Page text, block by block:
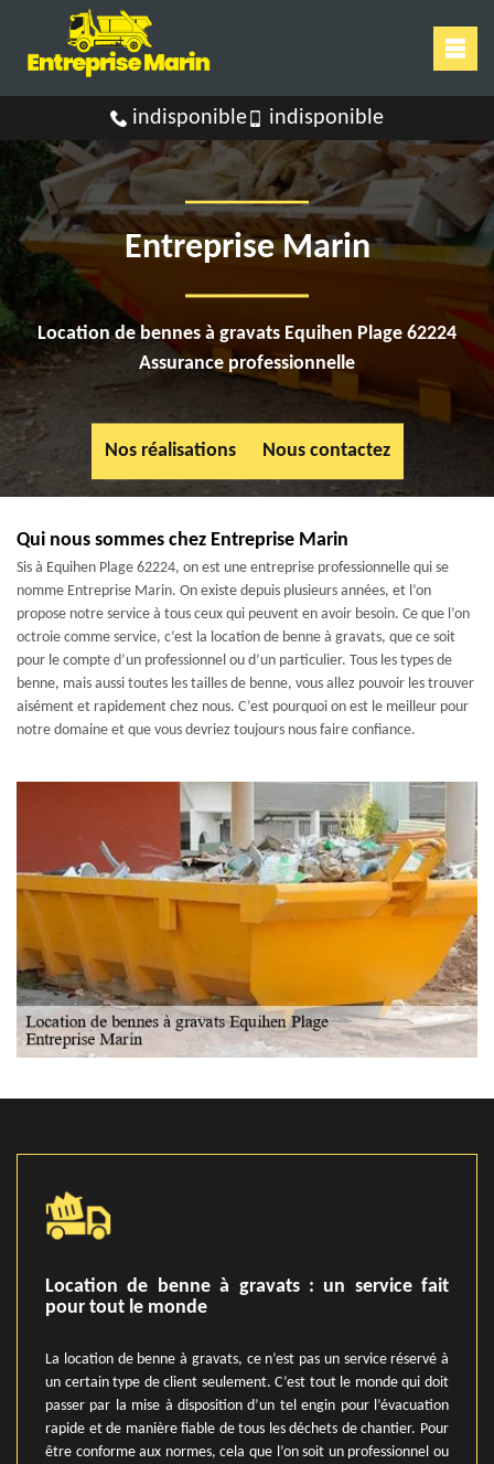
indisponible indisponible
Entreprise Marin
Location de bennes à gravats Equihen Plage 62224
Assurance professionnelle
Nos réalisations Nous contactez
Qui nous sommes chez Entreprise Marin
Sis à Equihen Plage 62224, on est une entreprise professionnelle qui se
nomme Entreprise Marin. On existe depuis plusieurs années, et l’on
propose notre service à tous ceux qui peuvent en avoir besoin. Ce que l’on
octroie comme service, c’est la location de benne à gravats, que ce soit
pour le compte d’un professionnel ou d’un particulier. Tous les types de
benne, mais aussi toutes les tailles de benne, vous allez pouvoir les trouver
aisément et rapidement chez nous. C’est pourquoi on est le meilleur pour
notre domaine et que vous devriez toujours nous faire confiance.
Location de benne à gravats : un service fait
pour tout le monde
La location de benne à gravats, ce n’est pas un service réservé à
un certain type de client seulement. C’est tout le monde qui doit
passer par la mise à disposition d’un tel engin pour l’évacuation
rapide et de manière fiable de tous les déchets de chantier. Pour
être conforme aux normes, cela que l’on soit un professionnel ou